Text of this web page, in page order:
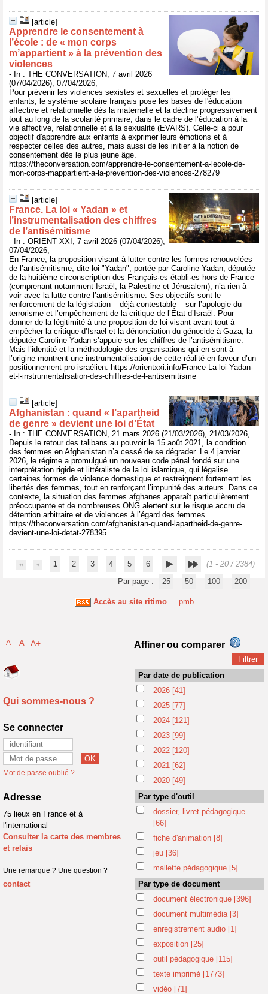
[article]
Apprendre le consentement à
l’école : de « mon corps
m’appartient » à la prévention des
violences
- In : THE CONVERSATION, 7 avril 2026
(07/04/2026), 07/04/2026,
Pour prévenir les violences sexistes et sexuelles et protéger les
enfants, le système scolaire français pose les bases de l'éducation
affective et relationnelle dès la maternelle et la décline progressivement
tout au long de la scolarité primaire, dans le cadre de l’éducation à la
vie affective, relationnelle et à la sexualité (EVARS). Celle-ci a pour
objectif d'apprendre aux enfants à exprimer leurs émotions et à
respecter celles des autres, mais aussi de les initier à la notion de
consentement dès le plus jeune âge.
https://theconversation.com/apprendre-le-consentement-a-lecole-de-
mon-corps-mappartient-a-la-prevention-des-violences-278279
[article]
France. La loi « Yadan » et
l’instrumentalisation des chiffres
de l’antisémitisme
- In : ORIENT XXI, 7 avril 2026 (07/04/2026),
07/04/2026,
En France, la proposition visant à lutter contre les formes renouvelées
de l’antisémitisme, dite loi "Yadan", portée par Caroline Yadan, députée
de la huitième circonscription des Français·es établi·es hors de France
(comprenant notamment Israël, la Palestine et Jérusalem), n’a rien à
voir avec la lutte contre l’antisémitisme. Ses objectifs sont le
renforcement de la législation – déjà contestable – sur l’apologie du
terrorisme et l’empêchement de la critique de l’État d’Israël. Pour
donner de la légitimité à une proposition de loi visant avant tout à
empêcher la critique d’Israël et la dénonciation du génocide à Gaza, la
députée Caroline Yadan s’appuie sur les chiffres de l’antisémitisme.
Mais l’identité et la méthodologie des organisations qui en sont à
l’origine montrent une instrumentalisation de cette réalité en faveur d’un
positionnement pro-israélien. https://orientxxi.info/France-La-loi-Yadan-
et-l-instrumentalisation-des-chiffres-de-l-antisemitisme
[article]
Afghanistan : quand « l’apartheid
de genre » devient une loi d’État
- In : THE CONVERSATION, 21 mars 2026 (21/03/2026), 21/03/2026,
Depuis le retour des talibans au pouvoir le 15 août 2021, la condition
des femmes en Afghanistan n’a cessé de se dégrader. Le 4 janvier
2026, le régime a promulgué un nouveau code pénal fondé sur une
interprétation rigide et littéraliste de la loi islamique, qui légalise
certaines formes de violence domestique et restreignent fortement les
libertés des femmes, tout en renforçant l’impunité des auteurs. Dans ce
contexte, la situation des femmes afghanes apparaît particulièrement
préoccupante et de nombreuses ONG alertent sur le risque accru de
détention arbitraire et de violences à l’égard des femmes.
https://theconversation.com/afghanistan-quand-lapartheid-de-genre-
devient-une-loi-detat-278395
1 2 3 4 5 6
(1 - 20 / 2384)
Par page :
25 50 100 200
Accès au site ritimo pmb
A- A A+
Qui sommes-nous ?
Se connecter
Mot de passe oublié ?
Adresse
75 lieux en France et à
l'international
Consulter la carte des membres
et relais
Une remarque ? Une question ?
contact
Affiner ou comparer
Par date de publication
2026 [41]
2025 [77]
2024 [121]
2023 [99]
2022 [120]
2021 [62]
2020 [49]
Par type d'outil
dossier, livret pédagogique
[66]
fiche d'animation [8]
jeu [36]
mallette pédagogique [5]
Par type de document
document électronique [396]
document multimédia [3]
enregistrement audio [1]
exposition [25]
outil pédagogique [115]
texte imprimé [1773]
vidéo [71]